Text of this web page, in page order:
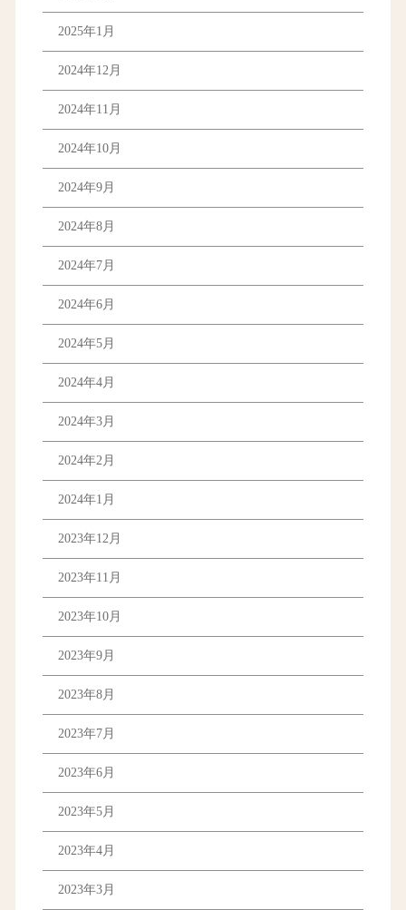
2025年1月
2024年12月
2024年11月
2024年10月
2024年9月
2024年8月
2024年7月
2024年6月
2024年5月
2024年4月
2024年3月
2024年2月
2024年1月
2023年12月
2023年11月
2023年10月
2023年9月
2023年8月
2023年7月
2023年6月
2023年5月
2023年4月
2023年3月